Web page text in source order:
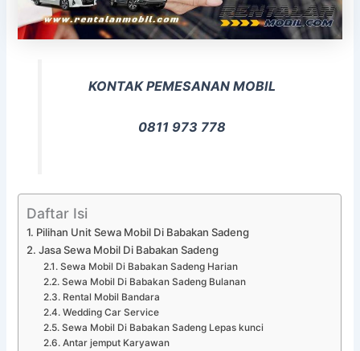
KONTAK PEMESANAN MOBIL
0811 973 778
Daftar Isi
Pilihan Unit Sewa Mobil Di Babakan Sadeng
Jasa Sewa Mobil Di Babakan Sadeng
Sewa Mobil Di Babakan Sadeng Harian
Sewa Mobil Di Babakan Sadeng Bulanan
Rental Mobil Bandara
Wedding Car Service
Sewa Mobil Di Babakan Sadeng Lepas kunci
Antar jemput Karyawan